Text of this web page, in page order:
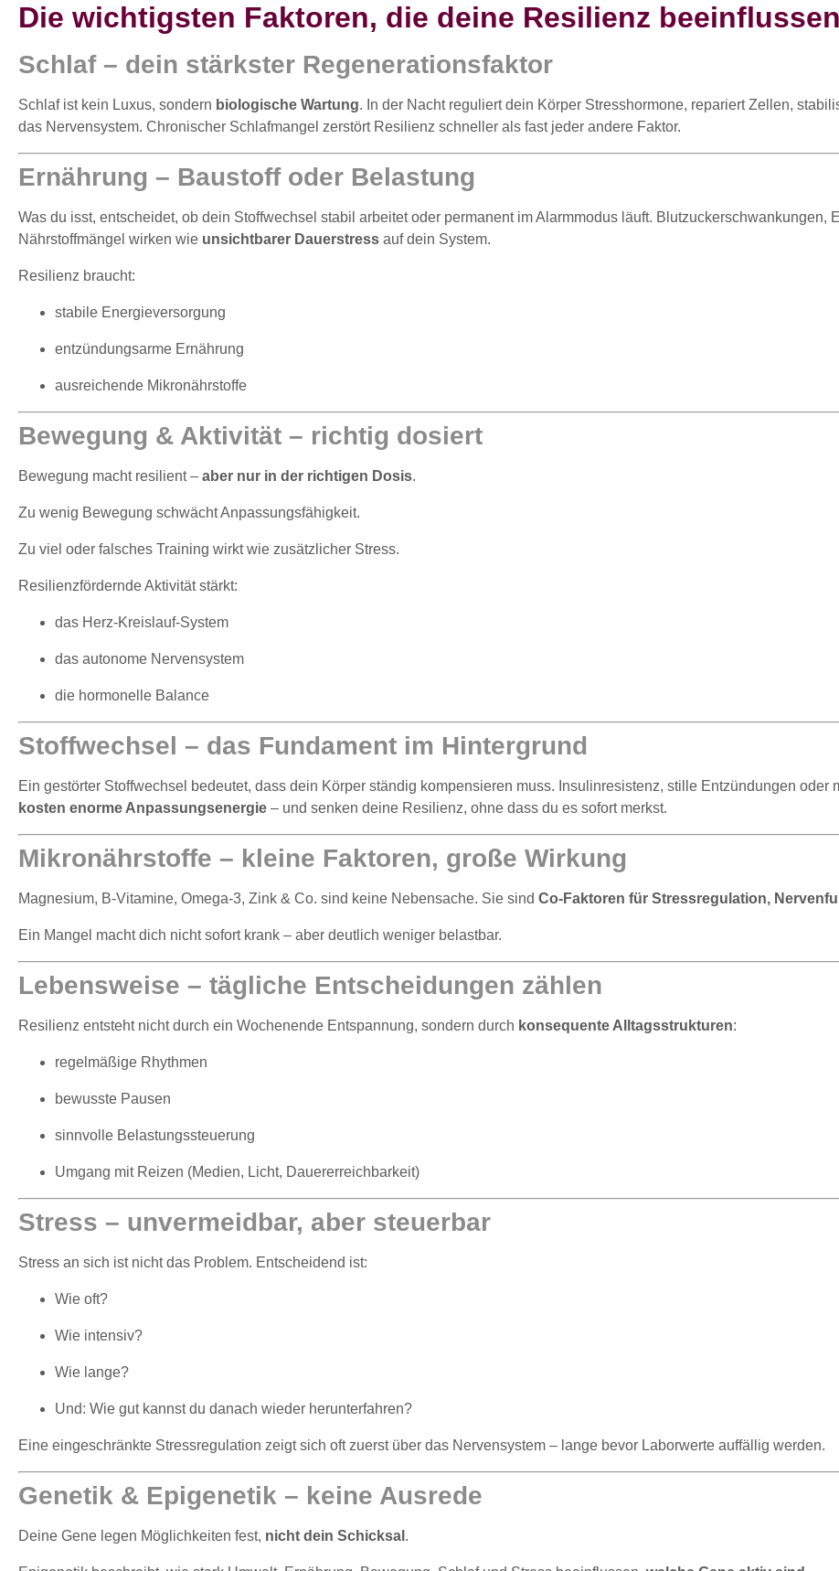
Die wichtigsten Faktoren, die deine Resilienz beeinflussen
Schlaf – dein stärkster Regenerationsfaktor
Schlaf ist kein Luxus, sondern biologische Wartung. In der Nacht reguliert dein Körper Stresshormone, repariert Zellen,
das Nervensystem. Chronischer Schlafmangel zerstört Resilienz schneller als fast jeder andere Faktor.
Ernährung – Baustoff oder Belastung
Was du isst, entscheidet, ob dein Stoffwechsel stabil arbeitet oder permanent im Alarmmodus läuft. Blutzuckerschwankungen,
Nährstoffmängel wirken wie unsichtbarer Dauerstress auf dein System.
Resilienz braucht:
stabile Energieversorgung
entzündungsarme Ernährung
ausreichende Mikronährstoffe
Bewegung & Aktivität – richtig dosiert
Bewegung macht resilient – aber nur in der richtigen Dosis.
Zu wenig Bewegung schwächt Anpassungsfähigkeit.
Zu viel oder falsches Training wirkt wie zusätzlicher Stress.
Resilienzfördernde Aktivität stärkt:
das Herz-Kreislauf-System
das autonome Nervensystem
die hormonelle Balance
Stoffwechsel – das Fundament im Hintergrund
Ein gestörter Stoffwechsel bedeutet, dass dein Körper ständig kompensieren muss. Insulinresistenz, stille Entzündungen oder
kosten enorme Anpassungsenergie – und senken deine Resilienz, ohne dass du es sofort merkst.
Mikronährstoffe – kleine Faktoren, große Wirkung
Magnesium, B-Vitamine, Omega-3, Zink & Co. sind keine Nebensache. Sie sind Co-Faktoren für Stressregulation,
Ein Mangel macht dich nicht sofort krank – aber deutlich weniger belastbar.
Lebensweise – tägliche Entscheidungen zählen
Resilienz entsteht nicht durch ein Wochenende Entspannung, sondern durch konsequente Alltagsstrukturen:
regelmäßige Rhythmen
bewusste Pausen
sinnvolle Belastungssteuerung
Umgang mit Reizen (Medien, Licht, Dauererreichbarkeit)
Stress – unvermeidbar, aber steuerbar
Stress an sich ist nicht das Problem. Entscheidend ist:
Wie oft?
Wie intensiv?
Wie lange?
Und: Wie gut kannst du danach wieder herunterfahren?
Eine eingeschränkte Stressregulation zeigt sich oft zuerst über das Nervensystem – lange bevor Laborwerte auffällig werden.
Genetik & Epigenetik – keine Ausrede
Deine Gene legen Möglichkeiten fest, nicht dein Schicksal .